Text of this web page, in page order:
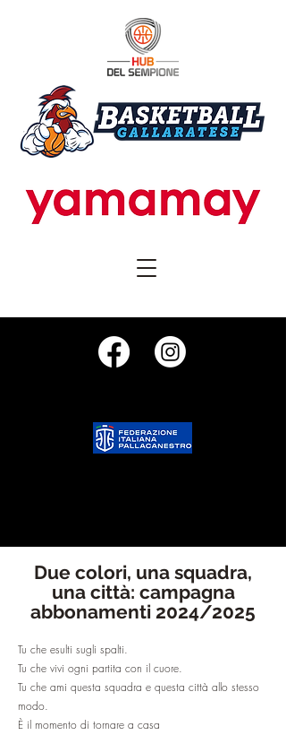
Due colori, una squadra,
una città: campagna
abbonamenti 2024/2025
Tu che esulti sugli spalti.
Tu che vivi ogni partita con il cuore.
Tu che ami questa squadra e questa città allo stesso
modo.
È il momento di tornare a casa